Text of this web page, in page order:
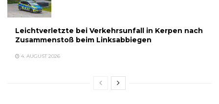
Leichtverletzte bei Verkehrsunfall in Kerpen nach
Zusammenstoß beim Linksabbiegen
4. AUGUST 2026